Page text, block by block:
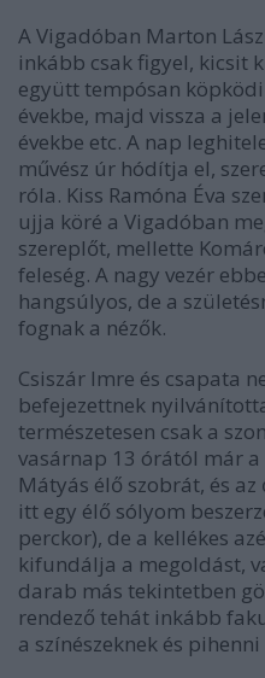
A Vigadóban Marton
inkább csak figyel, kicsit
együtt tempósan
évekbe, majd vissza a
évekbe etc. A nap
művész úr hódítja el,
róla. Kiss Ramóna Éva
ujja köré a Vigadóban
szereplőt, mellette
feleség. A nagy vezér
hangsúlyos, de a
fognak a nézők.
Csiszár Imre és csapata
befejezettnek
természetesen csak a
vasárnap 13 órától már
Mátyás élő szobrát, és
itt egy élő sólyom
perckor), de a kellékes
kifundálja a megoldást,
darab más tekintetben
rendező tehát inkább
a színészeknek és